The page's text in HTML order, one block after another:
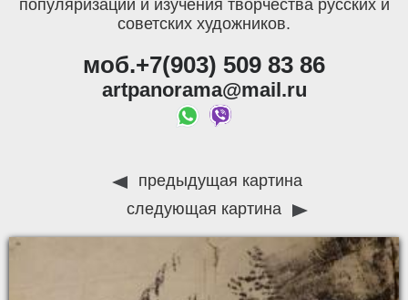
популяризации и изучения творчества русских и
советских художников.
моб.+7(903) 509 83 86
artpanorama@mail.ru
предыдущая картина
следующая картина